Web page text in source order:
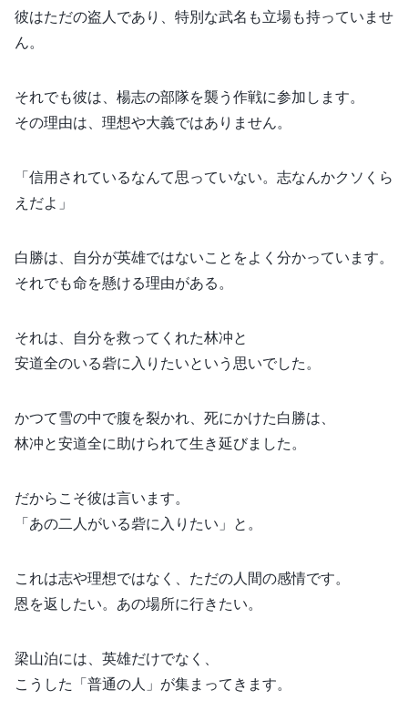
彼はただの盗人であり、特別な武名も立場も持っていませ
ん。
それでも彼は、楊志の部隊を襲う作戦に参加します。
その理由は、理想や大義ではありません。
「信用されているなんて思っていない。志なんかクソくら
えだよ」
白勝は、自分が英雄ではないことをよく分かっています。
それでも命を懸ける理由がある。
それは、自分を救ってくれた林冲と
安道全のいる砦に入りたいという思いでした。
かつて雪の中で腹を裂かれ、死にかけた白勝は、
林冲と安道全に助けられて生き延びました。
だからこそ彼は言います。
「あの二人がいる砦に入りたい」と。
これは志や理想ではなく、ただの人間の感情です。
恩を返したい。あの場所に行きたい。
梁山泊には、英雄だけでなく、
こうした「普通の人」が集まってきます。